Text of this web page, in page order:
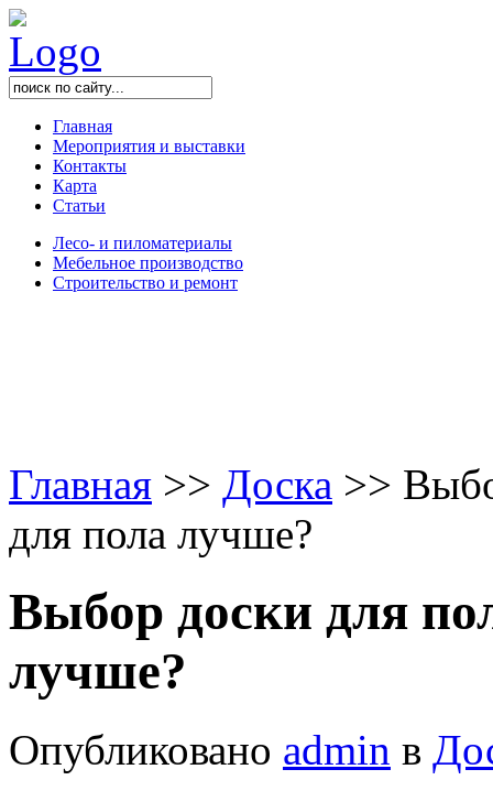
Главная
Мероприятия и выставки
Контакты
Карта
Статьи
Лесо- и пиломатериалы
Мебельное производство
Строительство и ремонт
Главная >> Доска >>
для пола лучше?
Выбор доски для
лучше?
Опубликовано admin в